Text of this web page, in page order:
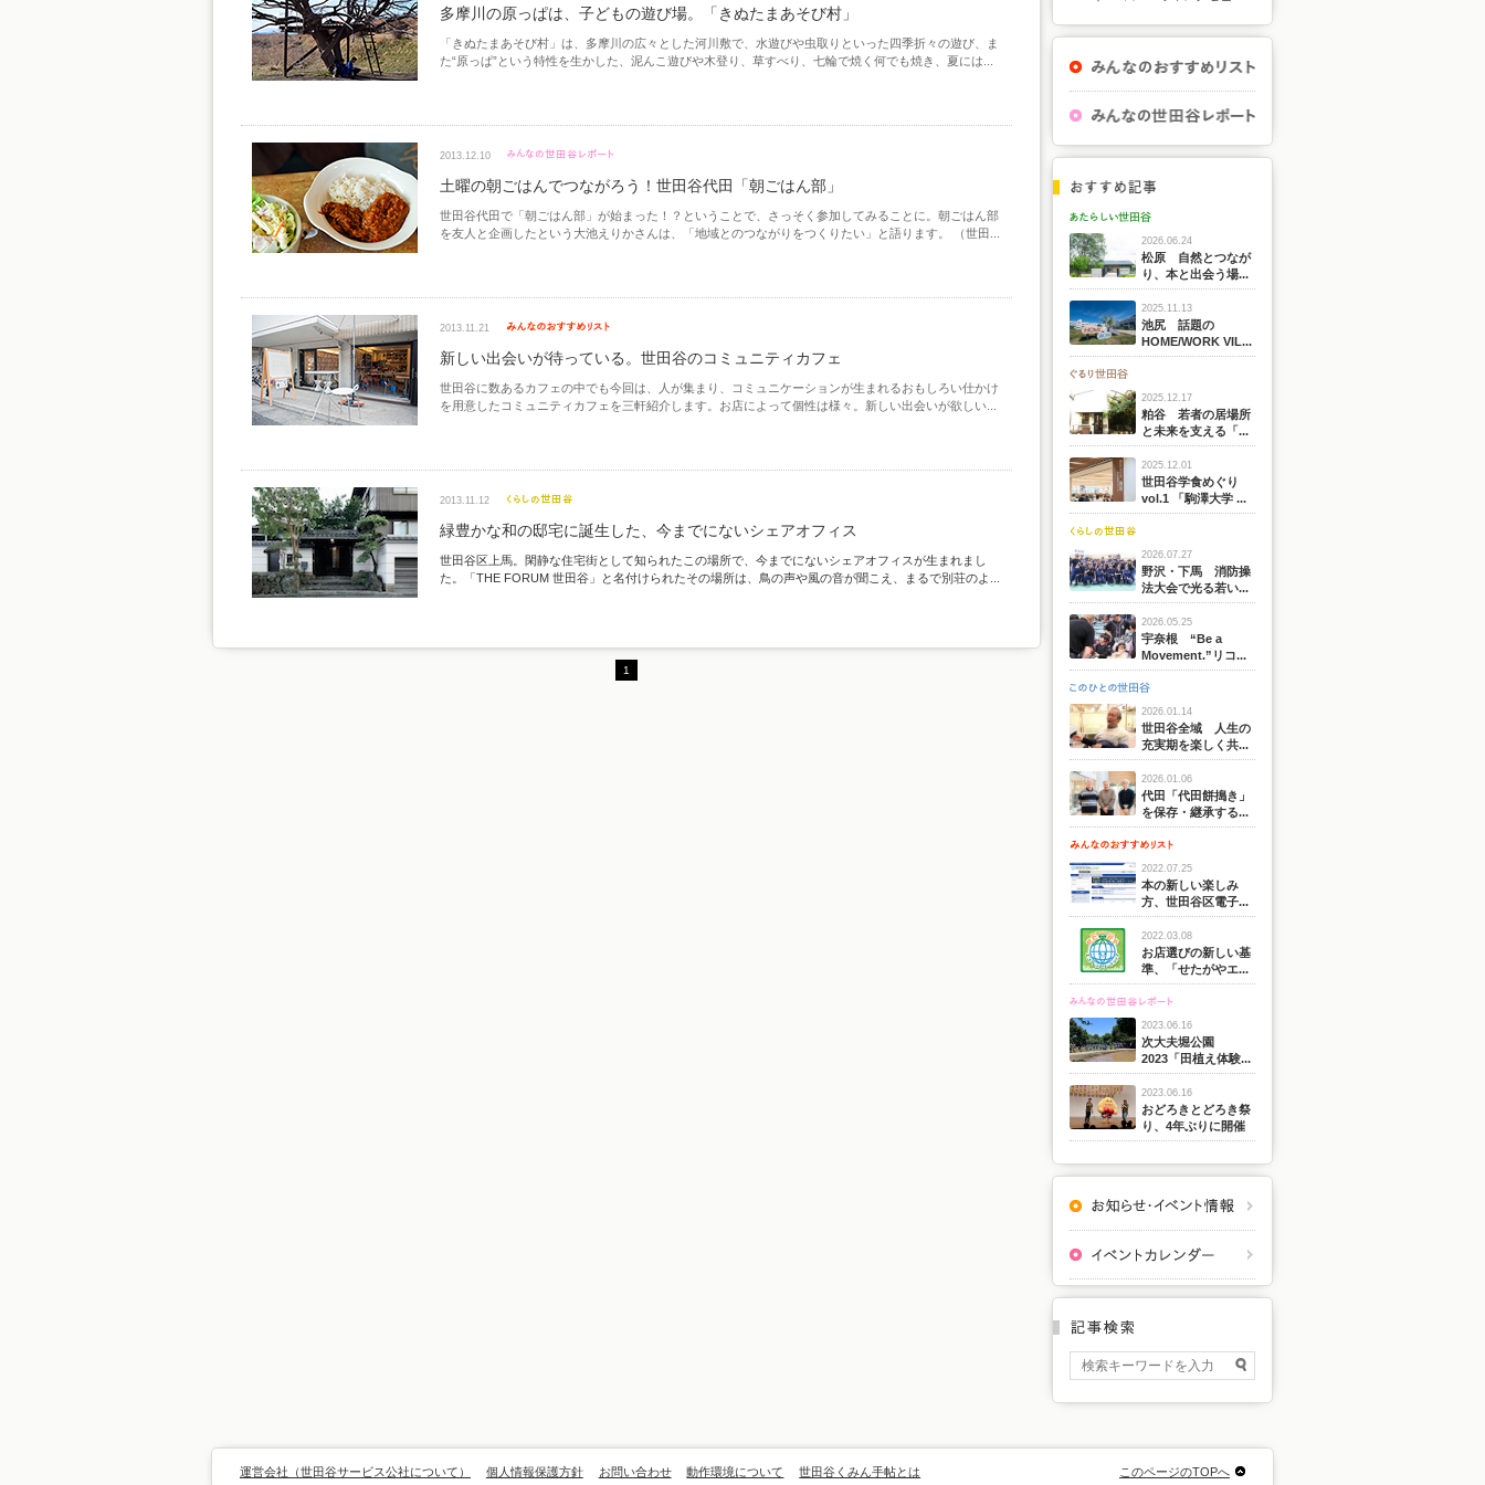
多摩川の原っぱは、子どもの遊び場。「きぬたまあそび村」
「きぬたまあそび村」は、多摩川の広々とした河川敷で、水遊びや虫取りといった四季折々の遊び、ま
た“原っぱ”という特性を生かした、泥んこ遊びや木登り、草すべり、七輪で焼く何でも焼き、夏には...
2013.12.10
土曜の朝ごはんでつながろう！世田谷代田「朝ごはん部」
世田谷代田で「朝ごはん部」が始まった！？ということで、さっそく参加してみることに。朝ごはん部
を友人と企画したという大池えりかさんは、「地域とのつながりをつくりたい」と語ります。 （世田...
2013.11.21
新しい出会いが待っている。世田谷のコミュニティカフェ
世田谷に数あるカフェの中でも今回は、人が集まり、コミュニケーションが生まれるおもしろい仕かけ
を用意したコミュニティカフェを三軒紹介します。お店によって個性は様々。新しい出会いが欲しい...
2013.11.12
緑豊かな和の邸宅に誕生した、今までにないシェアオフィス
世田谷区上馬。閑静な住宅街として知られたこの場所で、今までにないシェアオフィスが生まれまし
た。「THE FORUM 世田谷」と名付けられたその場所は、鳥の声や風の音が聞こえ、まるで別荘のよ...
1
2026.06.24
松原 自然とつなが
り、本と出会う場...
2025.11.13
池尻 話題の
HOME/WORK VIL...
2025.12.17
粕谷 若者の居場所
と未来を支える「...
2025.12.01
世田谷学食めぐり
vol.1 「駒澤大学 ...
2026.07.27
野沢・下馬 消防操
法大会で光る若い...
2026.05.25
宇奈根 “Be a
Movement.”リコ...
2026.01.14
世田谷全域 人生の
充実期を楽しく共...
2026.01.06
代田「代田餅搗き」
を保存・継承する...
2022.07.25
本の新しい楽しみ
方、世田谷区電子...
2022.03.08
お店選びの新しい基
準、「せたがやエ...
2023.06.16
次大夫堀公園
2023「田植え体験...
2023.06.16
おどろきとどろき祭
り、4年ぶりに開催
運営会社（世田谷サービス公社について） 個人情報保護方針 お問い合わせ 動作環境について 世田谷くみん手帖とは このページのTOPへ